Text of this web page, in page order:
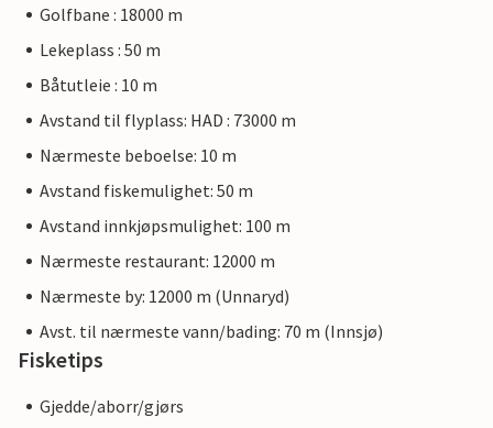
Golfbane : 18000 m
Lekeplass : 50 m
Båtutleie : 10 m
Avstand til flyplass: HAD : 73000 m
Nærmeste beboelse: 10 m
Avstand fiskemulighet: 50 m
Avstand innkjøpsmulighet: 100 m
Nærmeste restaurant: 12000 m
Nærmeste by: 12000 m (Unnaryd)
Avst. til nærmeste vann/bading: 70 m (Innsjø)
Fisketips
Gjedde/aborr/gjørs